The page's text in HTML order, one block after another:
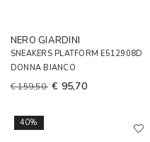
NERO GIARDINI
SNEAKERS PLATFORM E512908D
DONNA BIANCO
€ 159,50 € 95,70
40%